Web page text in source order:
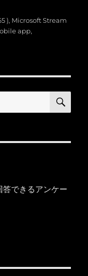
), Microsoft Stream
app,
検
できるアンケー